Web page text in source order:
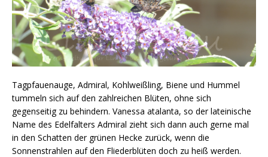
Tagpfauenauge, Admiral, Kohlweißling, Biene und Hummel
tummeln sich auf den zahlreichen Blüten, ohne sich
gegenseitig zu behindern. Vanessa atalanta, so der lateinische
Name des Edelfalters Admiral zieht sich dann auch gerne mal
in den Schatten der grünen Hecke zurück, wenn die
Sonnenstrahlen auf den Fliederblüten doch zu heiß werden.